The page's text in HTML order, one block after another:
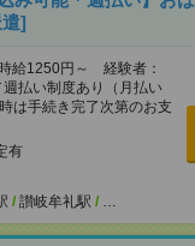
]
給1250円～ 経験者：
払い制度あり（月払い
は手続き完了次第のお支
有
/ 讃岐牟礼駅 / …